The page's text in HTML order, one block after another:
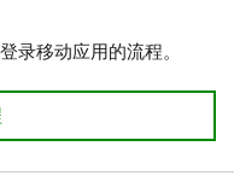
录移动应用的流程。
时密码登录TD App 查看